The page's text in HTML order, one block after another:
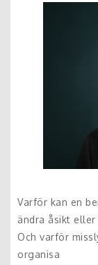
Varför kan en
ändra åsikt
Och varför
organisa